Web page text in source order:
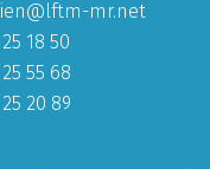
mr.net
18 50
55 68
20 89